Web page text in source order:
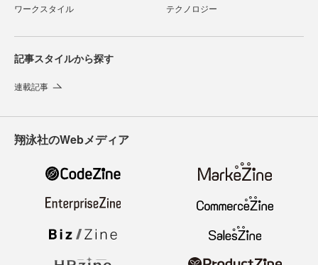
ワークスタイル テクノロジー
記事スタイルから探す
連載記事
翔泳社のWebメディア